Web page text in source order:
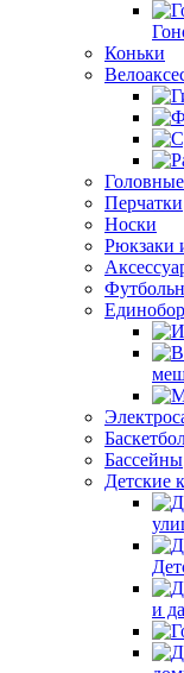
Коньки
Перчатки
Носки
Рюкзаки
Бассейны
Детские
и